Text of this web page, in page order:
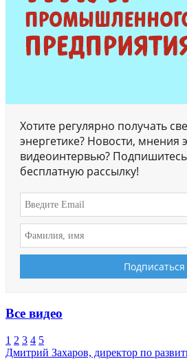
Хотите регулярно получать
энергетике? Новости, мнения
видеоинтервью?
бесплатную рассылку!
Все видео
1 2 3 4 5
Дмитрий Захаров, директор по